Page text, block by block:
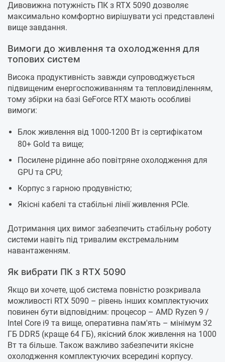
Дивовижна потужність ПК з RTX 5090 дозволяє
максимально комфортно вирішувати усі представлені
вище завдання.
Вимоги до живлення та охолодження для
топових систем
Висока продуктивність завжди супроводжується
підвищеним енергоспоживанням та тепловиділенням,
тому збірки на базі GeForce RTX мають особливі
вимоги:
Блок живлення від 1000-1200 Вт із сертифікатом
80+ Gold та вище;
Посилене рідинне або повітряне охолодження для
GPU та CPU;
Корпус з гарною продувністю;
Якісні кабелі та стабільні лінії живлення PCIe.
Дотримання цих вимог забезпечить стабільну роботу
системи навіть під тривалим екстремальним
навантаженням.
Як вибрати ПК з RTX 5090
Якщо ви хочете, щоб система повністю розкривала
можливості RTX 5090 – рівень інших комплектуючих
повинен бути відповідним: процесор – AMD Ryzen 9 /
Intel Core i9 та вище, оперативна пам'ять – мінімум 32
ГБ DDR5 (краще 64 ГБ), якісний блок живлення на 1000
Вт та більше. Також важливо забезпечити якісне
охолодження комплектуючих всередині корпусу.